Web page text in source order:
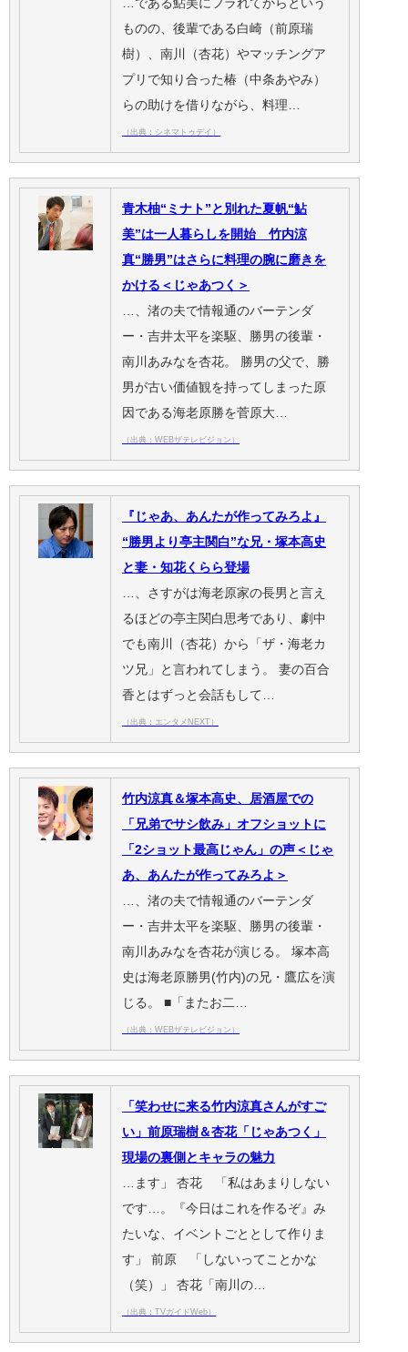
…である鮎美にフラれてからという
ものの、後輩である白崎（前原瑞
樹）、南川（杏花）やマッチングア
プリで知り合った椿（中条あやみ）
らの助けを借りながら、料理…
（出典：シネマトゥデイ）
青木柚“ミナト”と別れた夏帆“鮎
美”は一人暮らしを開始 竹内涼
真“勝男”はさらに料理の腕に磨きを
かける＜じゃあつく＞
…、渚の夫で情報通のバーテンダ
ー・吉井太平を楽駆、勝男の後輩・
南川あみなを杏花。 勝男の父で、勝
男が古い価値観を持ってしまった原
因である海老原勝を菅原大…
（出典：WEBザテレビジョン）
『じゃあ、あんたが作ってみろよ』
“勝男より亭主関白”な兄・塚本高史
と妻・知花くらら登場
…、さすがは海老原家の長男と言え
るほどの亭主関白思考であり、劇中
でも南川（杏花）から「ザ・海老カ
ツ兄」と言われてしまう。 妻の百合
香とはずっと会話もして…
（出典：エンタメNEXT）
竹内涼真＆塚本高史、居酒屋での
「兄弟でサシ飲み」オフショットに
「2ショット最高じゃん」の声＜じゃ
あ、あんたが作ってみろよ＞
…、渚の夫で情報通のバーテンダ
ー・吉井太平を楽駆、勝男の後輩・
南川あみなを杏花が演じる。 塚本高
史は海老原勝男(竹内)の兄・鷹広を演
じる。 ■「またお二…
（出典：WEBザテレビジョン）
「笑わせに来る竹内涼真さんがすご
い」前原瑞樹＆杏花「じゃあつく」
現場の裏側とキャラの魅力
…ます」 杏花 「私はあまりしない
です…。『今日はこれを作るぞ』み
たいな、イベントごととして作りま
す」 前原 「しないってことかな
（笑）」 杏花「南川の…
（出典：TVガイドWeb）